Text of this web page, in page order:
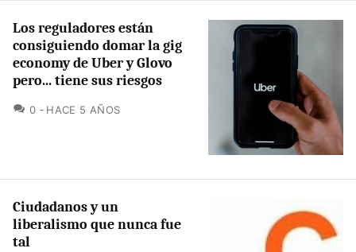
Los reguladores están
consiguiendo domar la gig
economy de Uber y Glovo
pero... tiene sus riesgos
0 COMENTARIOS
HACE 5 AÑOS
Ciudadanos y un
liberalismo que nunca fue
tal